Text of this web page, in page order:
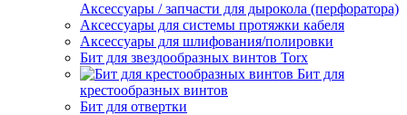
Аксессуары / запчасти для дырокола (перфоратора)
Аксессуары для системы протяжки кабеля
Аксессуары для шлифования/полировки
Бит для звездообразных винтов Torx
Бит для
крестообразных винтов
Бит для отвертки